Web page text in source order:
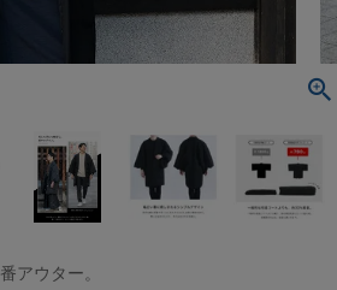
アウター。